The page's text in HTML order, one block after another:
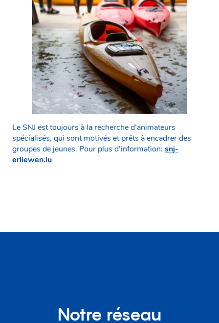
Le SNJ est toujours à la recherche d’animateurs
spécialisés, qui sont motivés et prêts à encadrer des
groupes de jeunes. Pour plus d’information: snj-
erliewen.lu
Notre réseau